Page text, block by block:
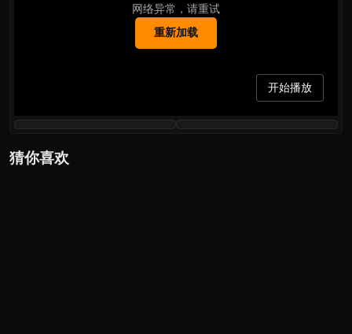
网络异常，请重试
重新加载
开始播放
猜你喜欢